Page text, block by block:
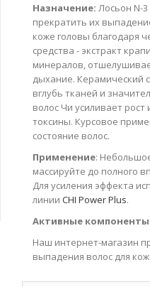
Назначение: Лосьон N-
прекратить их
коже головы благодаря
средства - экстракт
минералов,
дыхание. Керамический
вглубь тканей и
волос Чи усиливает
токсины. Курсовое
состояние волос.
Применение:
массируйте до полного
Для усиления эффекта
линииCHI Power Plus.
Активные
Наш интернет-магазин
выпадения волос для